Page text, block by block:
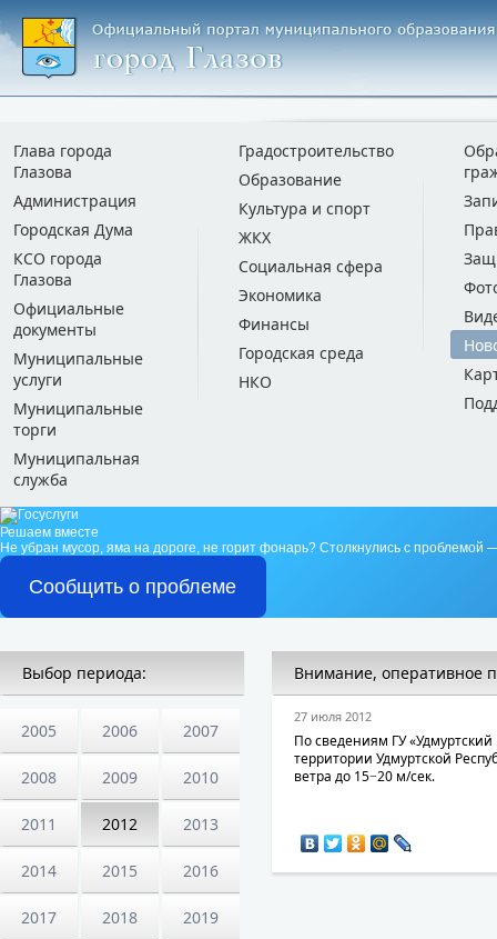
Глава города
Глазова
Администрация
Городская Дума
КСО города
Глазова
Официальные
документы
Муниципальные
услуги
Муниципальные
торги
Муниципальная
служба
Градостроительство
Образование
Культура и спорт
ЖКХ
Социальная сфера
Экономика
Финансы
Городская среда
НКО
Решаем вместе
Не убран мусор, яма на дороге, не горит фонарь? Столкнулись с проблемой
Сообщить о проблеме
Выбор периода:
2005 2006 2007
2008 2009 2010
2011 2012 2013
2014 2015 2016
2017 2018 2019
Внимание, оперативное
27 июля 2012
По сведениям ГУ
территории Удмуртской
ветра до 15−20 м/сек.